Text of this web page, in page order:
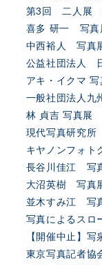
第3回 二人展
喜多 研一 写真
中西裕人 写真
公益社団法人
アキ・イクマ 写
一般社団法人
林 貞吉 写真展
現代写真研究
キヤノンフォト
長谷川佳江 写
大沼英樹 写真
並木すみ江 写
写真によるスロ
【開催中止】写
東京写真記者協